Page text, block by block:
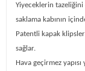
Yiyeceklerin tazeliğini
saklama kabının
Patentli kapak
sağlar.
Hava geçirmez